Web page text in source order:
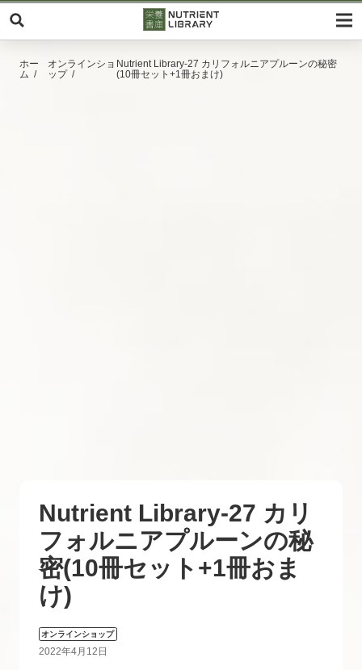
ホー
ム
オンラインショ
ップ
Nutrient Library-27 カリフォルニアプルーンの秘密
(10冊セット+1冊おまけ)
Nutrient Library-27 カリ
フォルニアプルーンの秘
密(10冊セット+1冊おま
け)
オンラインショップ
2022年4月12日